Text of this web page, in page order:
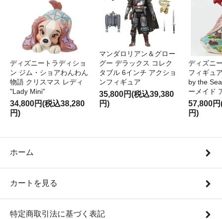
ディズニートラディショ
ン ジム・ショアわんわん
物語 クリスマス レディ
"Lady Mini"
34,800円(税込38,280
円)
マンダロリアン＆グロー
グー デラックス コレク
タブル 6インチ アクショ
ンフィギュア
35,800円(税込39,380
円)
ディズニ
フィギュ
by the
ーメイド
57,800
円)
ホーム
カートを見る
特定商取引法に基づく表記